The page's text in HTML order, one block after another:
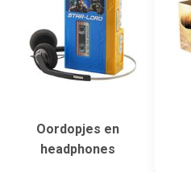
Oordopjes en
headphones